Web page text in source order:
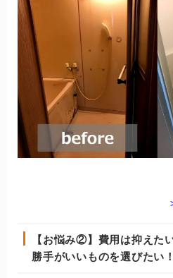
【お悩み②】費用は抑えた
勝手がいいものを選びたい！